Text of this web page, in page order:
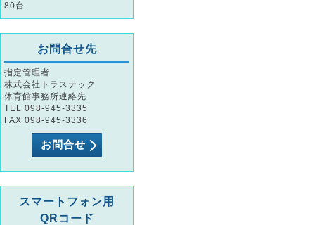
80台
お問合せ先
指定管理者
株式会社トラステック
体育館事務所連絡先
TEL 098-945-3335
FAX 098-945-3336
お問合せ
スマートフォン用
QRコード